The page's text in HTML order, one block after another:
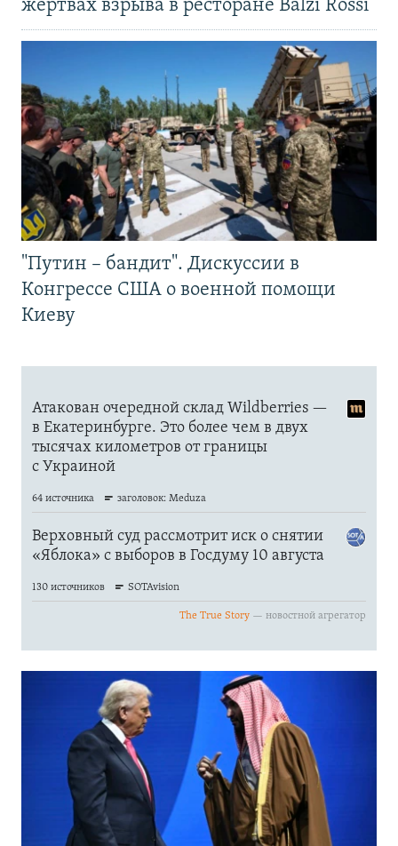
жертвах взрыва в ресторане Balzi Rossi
"Путин – бандит". Дискуссии в
Конгрессе США о военной помощи
Киеву